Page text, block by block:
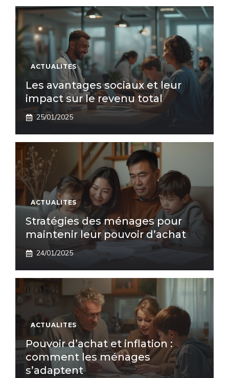
ACTUALITES
Les avantages sociaux et leur
impact sur le revenu total
25/01/2025
ACTUALITES
Stratégies des ménages pour
maintenir leur pouvoir d’achat
24/01/2025
ACTUALITES
Pouvoir d’achat et inflation :
comment les ménages
s’adaptent